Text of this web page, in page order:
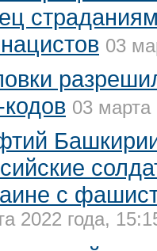
03
03 марта
с
2022 года,